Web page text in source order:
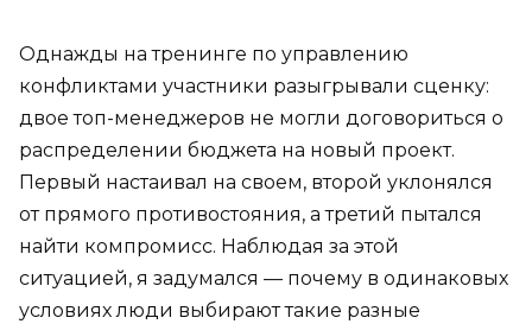
Однажды на тренинге по управлению
конфликтами участники разыгрывали сценку:
двое топ-менеджеров не могли договориться о
распределении бюджета на новый проект.
Первый настаивал на своем, второй уклонялся
от прямого противостояния, а третий пытался
найти компромисс. Наблюдая за этой
ситуацией, я задумался — почему в одинаковых
условиях люди выбирают такие разные